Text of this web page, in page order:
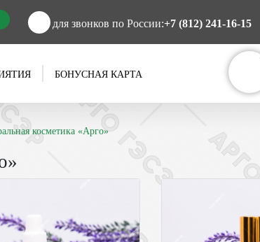
для звонков по России:+7 (812) 241-16-15
БОНУСНАЯ КАРТА
косметика «Арго»